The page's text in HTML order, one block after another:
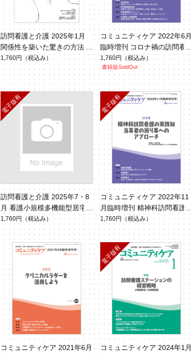
訪問看護と介護 2025年1月
関係性を築いた驚きの方法
（Vol.30 No.1）
1,760円 （税込み）
コミュニティケア 2022年6月
臨時増刊 コロナ禍の訪問看
護事業所・施設で何が起きた
か
1,760円 （税込み）
書籍版SoldOut
訪問看護と介護 2025年7・8
月 看護小規模多機能型居宅
介護の現在地とこれから向か
う先（Vol.30 No.4）
1,760円 （税込み）
コミュニティケア 2022年11
月臨時増刊 精神科訪問看護
の実践知 当事者の困り事へ
のアプローチ
1,760円 （税込み）
コミュニティケア 2021年6月
コミュニティケア 2024年1月